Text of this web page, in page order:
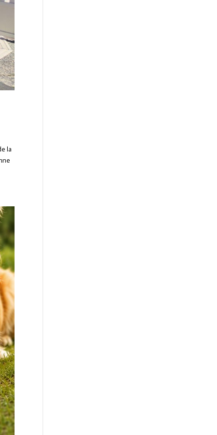
la